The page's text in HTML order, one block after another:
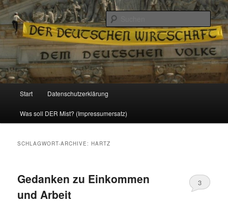
Reizzentrum
Politik, Wirtschaft, Soziales und Gesellschaft
Zum
Inhalt
Zum
sekundären
Start Datenschutzerklärung
Was soll DER Mist? (Impressumersatz)
SCHLAGWORT-ARCHIVE:HARTZ
Gedanken zu Einkommen
und Arbeit
3